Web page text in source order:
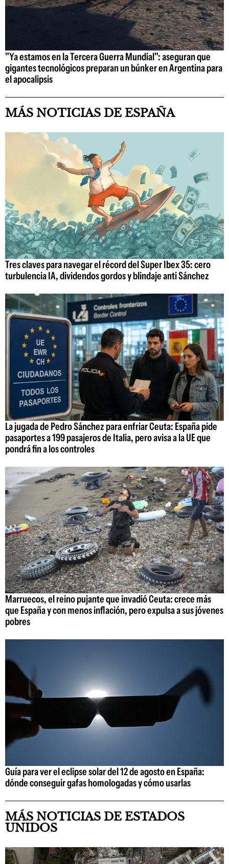
"Ya estamos en la Tercera Guerra Mundial": aseguran que
gigantes tecnológicos preparan un búnker en Argentina para
el apocalipsis
MÁS NOTICIAS DE ESPAÑA
Tres claves para navegar el récord del Super Ibex 35: cero
turbulencia IA, dividendos gordos y blindaje anti Sánchez
La jugada de Pedro Sánchez para enfriar Ceuta: España pide
pasaportes a 199 pasajeros de Italia, pero avisa a la UE que
pondrá fin a los controles
Marruecos, el reino pujante que invadió Ceuta: crece más
que España y con menos inflación, pero expulsa a sus jóvenes
pobres
Guía para ver el eclipse solar del 12 de agosto en España:
dónde conseguir gafas homologadas y cómo usarlas
MÁS NOTICIAS DE ESTADOS
UNIDOS